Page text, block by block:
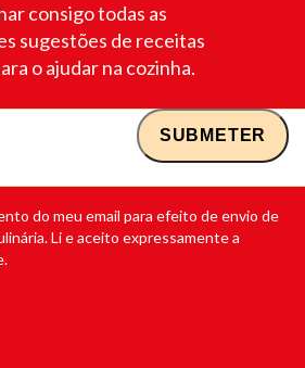
consigo todas as
sugestões de receitas
o ajudar na cozinha.
do meu email para efeito de envio de
Li e aceito expressamente a